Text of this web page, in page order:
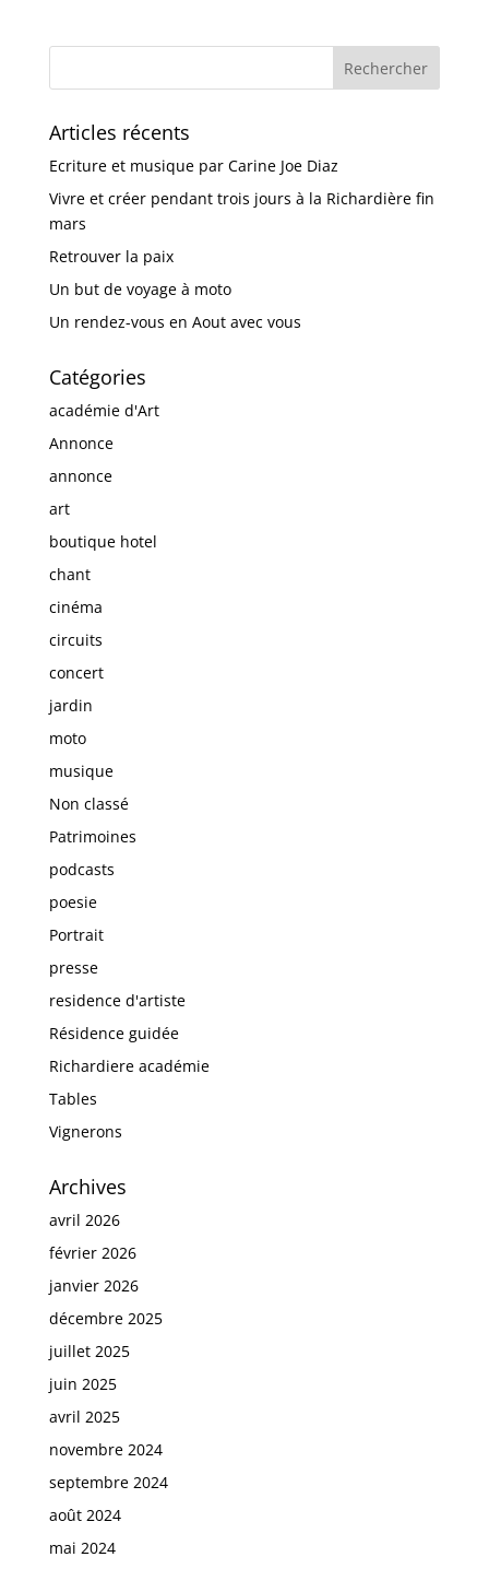
Articles récents
Ecriture et musique par Carine Joe Diaz
Vivre et créer pendant trois jours à la Richardière fin
mars
Retrouver la paix
Un but de voyage à moto
Un rendez-vous en Aout avec vous
Catégories
académie d'Art
Annonce
annonce
art
boutique hotel
chant
cinéma
circuits
concert
jardin
moto
musique
Non classé
Patrimoines
podcasts
poesie
Portrait
presse
residence d'artiste
Résidence guidée
Richardiere académie
Tables
Vignerons
Archives
avril 2026
février 2026
janvier 2026
décembre 2025
juillet 2025
juin 2025
avril 2025
novembre 2024
septembre 2024
août 2024
mai 2024